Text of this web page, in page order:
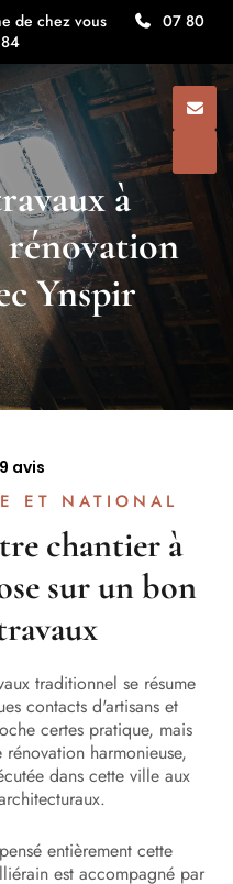
de chez vous
07 80
à
Ynspir
avis
ET NATIONAL
chantier à
sur un bon
traditionnel se résume
contacts d'artisans et
certes pratique, mais
harmonieuse,
dans cette ville aux
entièrement cette
est accompagné par